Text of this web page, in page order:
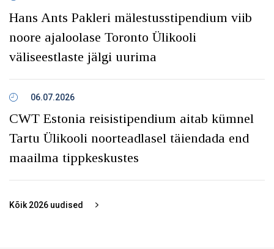
Hans Ants Pakleri mälestusstipendium viib
noore ajaloolase Toronto Ülikooli
väliseestlaste jälgi uurima
06.07.2026
CWT Estonia reisistipendium aitab kümnel
Tartu Ülikooli noorteadlasel täiendada end
maailma tippkeskustes
Kõik 2026 uudised